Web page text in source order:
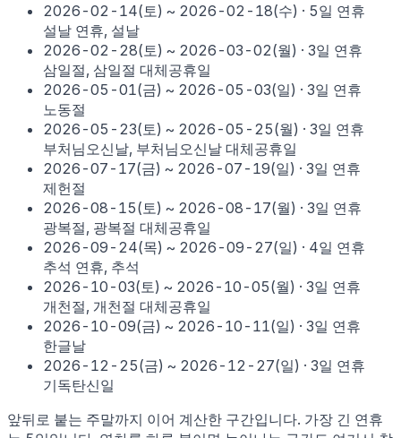
2026-02-14( 토) ~ 2026-02-18(수) · 5일 연휴
설날 연휴, 설날
2026-02-28( 토) ~ 2026-03-02(월) · 3일 연휴
삼일절, 삼일절 대체공휴일
2026-05-01(금) ~ 2026-05-03(일) · 3일 연휴
노동절
2026-05-23( 토) ~ 2026-05-25(월) · 3일 연휴
부처님오신날, 부처님오신날 대체공휴일
2026-07-17(금) ~ 2026-07-19(일) · 3일 연휴
제헌절
2026-08-15( 토) ~ 2026-08-17(월) · 3일 연휴
광복절, 광복절 대체공휴일
2026-09-24(목) ~ 2026-09-27(일) · 4일 연휴
추석 연휴, 추석
2026-10-03( 토) ~ 2026-10-05(월) · 3일 연휴
개천절, 개천절 대체공휴일
2026-10-09(금) ~ 2026-10-11(일) · 3일 연휴
한글날
2026-12-25(금) ~ 2026-12-27(일) · 3일 연휴
기독탄신일
앞뒤로 붙는 주말까지 이어 계산한 구간입니다. 가장 긴 연휴